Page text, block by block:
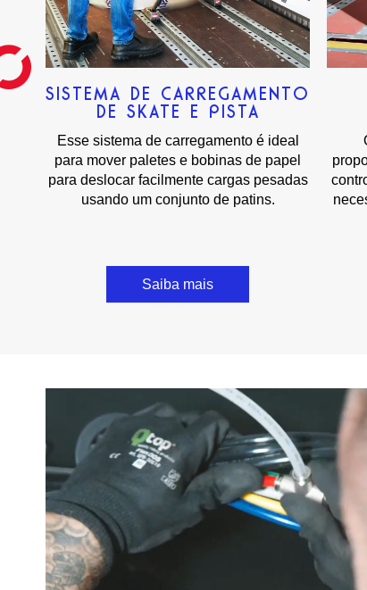
SISTEMA DE CARREGAMENTO
DE SKATE E PISTA
Esse sistema de carregamento é ideal
para mover paletes e bobinas de papel
para deslocar facilmente cargas pesadas
usando um conjunto de patins.
Saiba mais